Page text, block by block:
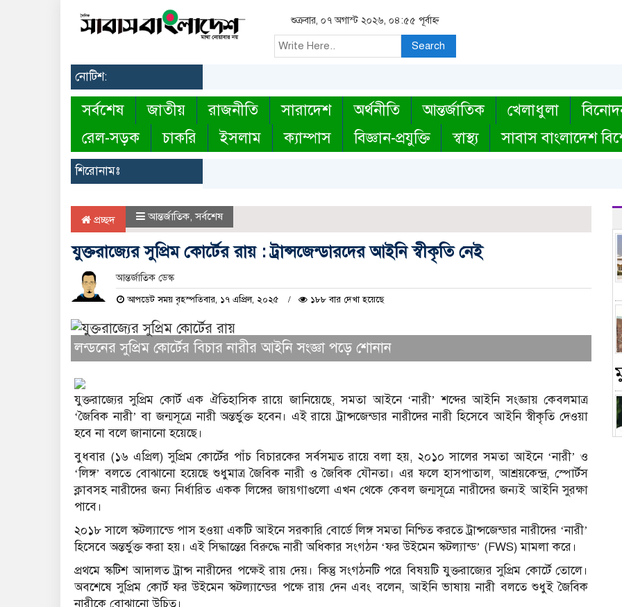
শুক্রবার, ০৭ অগাস্ট ২০২৬, ০৪:৫৫ পূর্বাহ্ন
Search
নোটিশ:
সর্বশেষ জাতীয় রাজনীতি সারাদেশ অর্থনীতি আন্তর্জাতিক খেলাধুলা
রেল-সড়ক
চাকরি ইসলাম ক্যাম্পাস বিজ্ঞান-প্রযুক্তি স্বাস্থ্য সাবাস বাংলাদেশ
শিরোনামঃ
প্রচ্ছদ আন্তর্জাতিক,সর্বশেষ
যুক্তরাজ্যের সুপ্রিম কোর্টের রায় : ট্রান্সজেন্ডারদের আইনি স্বীকৃতি নেই
আন্তর্জাতিক ডেস্ক
আপডেট সময় বৃহস্পতিবার, ১৭ এপ্রিল, ২০২৫ ১৮৮ বার দেখা হয়েছে
লন্ডনের সুপ্রিম কোর্টের বিচার নারীর আইনি সংজ্ঞা পড়ে শোনান
যুক্তরাজ্যের সুপ্রিম কোর্ট এক ঐতিহাসিক রায়ে জানিয়েছে, সমতা আইনে ‘নারী’ শব্দের আইনি সংজ্ঞায় কেবলমাত্র
‘জৈবিক নারী’ বা জন্মসূত্রে নারী অন্তর্ভুক্ত হবেন। এই রায়ে ট্রান্সজেন্ডার নারীদের নারী হিসেবে আইনি স্বীকৃতি দেওয়া
হবে না বলে জানানো হয়েছে।
বুধবার (১৬ এপ্রিল) সুপ্রিম কোর্টের পাঁচ বিচারকের সর্বসম্মত রায়ে বলা হয়, ২০১০ সালের সমতা আইনে ‘নারী’ ও
‘লিঙ্গ’ বলতে বোঝানো হয়েছে শুধুমাত্র জৈবিক নারী ও জৈবিক যৌনতা। এর ফলে হাসপাতাল, আশ্রয়কেন্দ্র, স্পোর্টস
ক্লাবসহ নারীদের জন্য নির্ধারিত একক লিঙ্গের জায়গাগুলো এখন থেকে কেবল জন্মসূত্রে নারীদের জন্যই আইনি সুরক্ষা
পাবে।
২০১৮ সালে স্কটল্যান্ডে পাস হওয়া একটি আইনে সরকারি বোর্ডে লিঙ্গ সমতা নিশ্চিত করতে ট্রান্সজেন্ডার নারীদের ‘নারী’
হিসেবে অন্তর্ভুক্ত করা হয়। এই সিদ্ধান্তের বিরুদ্ধে নারী অধিকার সংগঠন ‘ফর উইমেন স্কটল্যান্ড’ (FWS) মামলা করে।
প্রথমে স্কটিশ আদালত ট্রান্স নারীদের পক্ষেই রায় দেয়। কিন্তু সংগঠনটি পরে বিষয়টি যুক্তরাজ্যের সুপ্রিম কোর্টে তোলে।
অবশেষে সুপ্রিম কোর্ট ফর উইমেন স্কটল্যান্ডের পক্ষে রায় দেন এবং বলেন, আইনি ভাষায় নারী বলতে শুধুই জৈবিক
নারীকে বোঝানো উচিত।